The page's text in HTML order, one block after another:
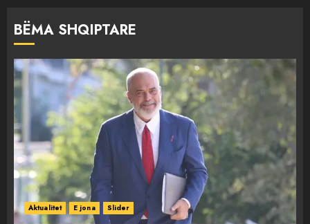
BËMA SHQIPTARE
Aktualitet E jona Slider